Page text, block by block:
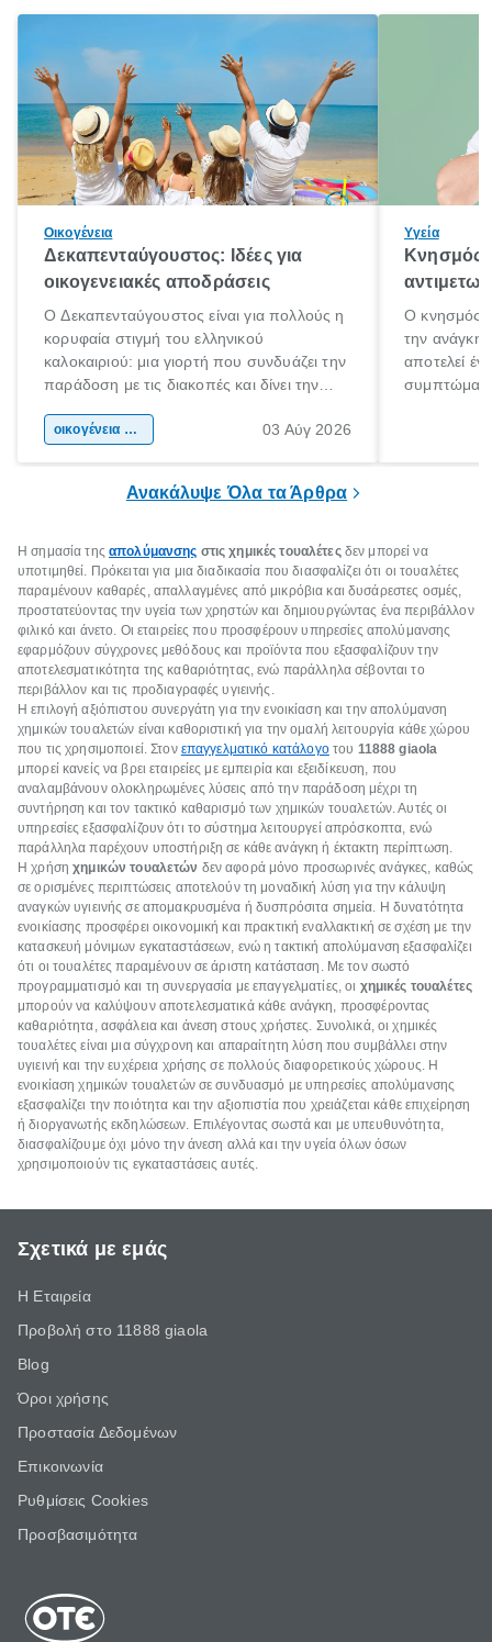
Οικογένεια
Δεκαπενταύγουστος: Ιδέες για
οικογενειακές αποδράσεις
Ο Δεκαπενταύγουστος είναι για πολλούς η
κορυφαία στιγμή του ελληνικού
καλοκαιριού: μια γιορτή που συνδυάζει την
παράδοση με τις διακοπές και δίνει την
χώρας. Είτε πρόκειται για λίγες μέρες
οικογένεια & παιδί 03 Αύγ 2026
Υγεία
Κνησμός:
Ο κνησμός
την ανάγκη
αποτελεί
Ανακάλυψε Όλα τα Άρθρα
Η σημασία της απολύμανσης στις χημικές τουαλέτεςδεν μπορεί να
υποτιμηθεί. Πρόκειται για μια διαδικασία που διασφαλίζει ότι οι τουαλέτες
παραμένουν καθαρές, απαλλαγμένες από μικρόβια και δυσάρεστες οσμές,
προστατεύοντας την υγεία των χρηστών και δημιουργώντας ένα περιβάλλον
φιλικό και άνετο. Οι εταιρείες που προσφέρουν υπηρεσίες απολύμανσης
εφαρμόζουν σύγχρονες μεθόδους και προϊόντα που εξασφαλίζουν την
αποτελεσματικότητα της καθαριότητας, ενώ παράλληλα σέβονται το
περιβάλλον και τις προδιαγραφές υγιεινής.
Η επιλογή αξιόπιστου συνεργάτη για την ενοικίαση και την απολύμανση
χημικών τουαλετών είναι καθοριστική για την ομαλή λειτουργία κάθε χώρου
που τις χρησιμοποιεί. Στον επαγγελματικό κατάλογοτου 11888giaola
μπορεί κανείς να βρει εταιρείες με εμπειρία και εξειδίκευση, που
αναλαμβάνουν ολοκληρωμένες λύσεις από την παράδοση μέχρι τη
συντήρηση και τον τακτικό καθαρισμό των χημικών τουαλετών. Αυτές οι
υπηρεσίες εξασφαλίζουν ότι το σύστημα λειτουργεί απρόσκοπτα, ενώ
παράλληλα παρέχουν υποστήριξη σε κάθε ανάγκη ή έκτακτη περίπτωση.
Η χρήσηχημικών τουαλετών δεν αφορά μόνο προσωρινές ανάγκες, καθώς
σε ορισμένες περιπτώσεις αποτελούν τη μοναδική λύση για την κάλυψη
αναγκών υγιεινής σε απομακρυσμένα ή δυσπρόσιτα σημεία. Η δυνατότητα
ενοικίασης προσφέρει οικονομική και πρακτική εναλλακτική σε σχέση με την
κατασκευή μόνιμων εγκαταστάσεων, ενώ η τακτική απολύμανση εξασφαλίζει
ότι οι τουαλέτες παραμένουν σε άριστη κατάσταση. Με τον σωστό
προγραμματισμό και τη συνεργασία με επαγγελματίες, οι χημικές τουαλέτες
μπορούν να καλύψουν αποτελεσματικά κάθε ανάγκη, προσφέροντας
καθαριότητα, ασφάλεια και άνεση στους χρήστες. Συνολικά, οι χημικές
τουαλέτες είναι μια σύγχρονη και απαραίτητη λύση που συμβάλλει στην
υγιεινή και την ευχέρεια χρήσης σε πολλούς διαφορετικούς χώρους. Η
ενοικίαση χημικών τουαλετών σε συνδυασμό με υπηρεσίες απολύμανσης
εξασφαλίζει την ποιότητα και την αξιοπιστία που χρειάζεται κάθε επιχείρηση
ή διοργανωτής εκδηλώσεων. Επιλέγοντας σωστά και με υπευθυνότητα,
διασφαλίζουμε όχι μόνο την άνεση αλλά και την υγεία όλων όσων
χρησιμοποιούν τις εγκαταστάσεις αυτές.
Σχετικά με εμάς
Η Εταιρεία
Προβολή στο 11888 giaola
Blog
Όροι χρήσης
Προστασία Δεδομένων
Επικοινωνία
Ρυθμίσεις Cookies
Προσβασιμότητα